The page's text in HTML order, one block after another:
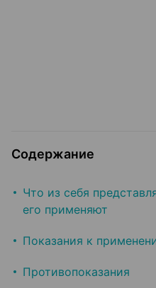
Содержание
Что из себя
его применяют
Показания к
Противопоказания